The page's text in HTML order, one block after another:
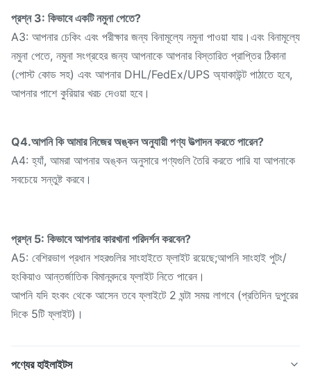
প্রশ্ন 3: কিভাবে একটি নমুনা পেতে?
A3: আপনার চেকিং এবং পরীক্ষার জন্য বিনামূল্যে নমুনা পাওয়া যায়।এবং বিনামূল্যে
নমুনা পেতে, নমুনা সংগ্রহের জন্য আপনাকে আপনার বিস্তারিত প্রাপ্তির ঠিকানা
(পোস্ট কোড সহ) এবং আপনার DHL/FedEx/UPS অ্যাকাউন্ট পাঠাতে হবে,
আপনার পাশে কুরিয়ার খরচ দেওয়া হবে।
Q4.আপনি কি আমার নিজের অঙ্কন অনুযায়ী পণ্য উত্পাদন করতে পারেন?
A4: হ্যাঁ, আমরা আপনার অঙ্কন অনুসারে পণ্যগুলি তৈরি করতে পারি যা আপনাকে
সবচেয়ে সন্তুষ্ট করবে।
প্রশ্ন 5: কিভাবে আপনার কারখানা পরিদর্শন করবেন?
A5: বেশিরভাগ প্রধান শহরগুলির সাংহাইতে ফ্লাইট রয়েছে;আপনি সাংহাই পুটং/
হংকিয়াও আন্তর্জাতিক বিমানবন্দরে ফ্লাইট নিতে পারেন।
আপনি যদি হংকং থেকে আসেন তবে ফ্লাইটে 2 ঘন্টা সময় লাগবে (প্রতিদিন দুপুরের
দিকে 5টি ফ্লাইট)।
পণ্যের হাইলাইটস